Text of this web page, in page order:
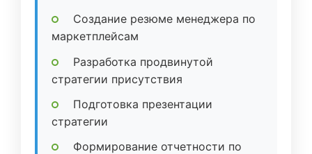
Создание резюме менеджера по
маркетплейсам
Разработка продвинутой
стратегии присутствия
Подготовка презентации
стратегии
Формирование отчетности по